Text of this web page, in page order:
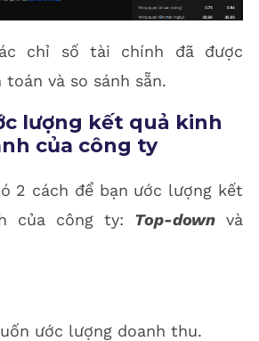
chỉ số tài chính đã được
và so sánh sẵn.
lượng kết quả kinh
của công ty
2 cách để bạn ước lượng kết
của công ty: Top-down và
ước lượng doanh thu.